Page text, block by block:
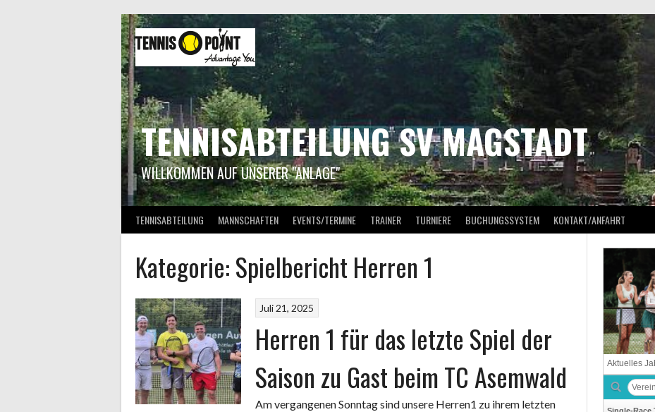
TENNISABTEILUNG SV MAGSTADT
WILLKOMMEN AUF UNSERER "ANLAGE"
TENNISABTEILUNG MANNSCHAFTEN EVENTS/TERMINE TRAINER TURNIERE BUCHUNGSSYSTEM KONTAKT/ANFAHRT
Kategorie:Spielbericht Herren 1
Juli 21, 2025
Herren 1 für das letzte Spiel der
Saison zu Gast beim TC Asemwald
Am vergangenen Sonntag sind unsere Herren1 zu ihrem letzten